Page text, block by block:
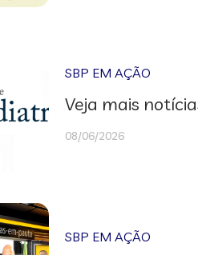
SBP EM AÇÃO
Veja mais
08/06/2026
SBP EM AÇÃO